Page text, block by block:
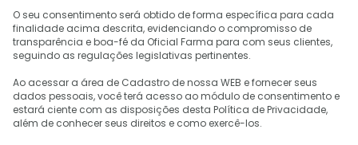
O seu consentimento será obtido de forma específica para cada
finalidade acima descrita, evidenciando o compromisso de
transparência e boa-fé da Oficial Farma para com seus clientes,
seguindo as regulações legislativas pertinentes.
Ao acessar a área de Cadastro de nossa WEB e fornecer seus
dados pessoais, você terá acesso ao módulo de consentimento e
estará ciente com as disposições desta Política de Privacidade,
além de conhecer seus direitos e como exercê-los.